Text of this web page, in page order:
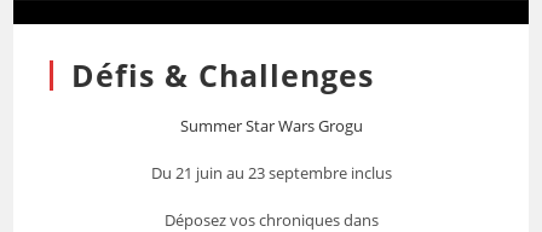
Défis & Challenges
Summer Star Wars Grogu
Du 21 juin au 23 septembre inclus
Déposez vos chroniques dans